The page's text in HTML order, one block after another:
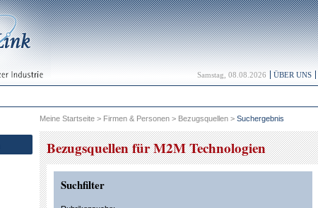
Samstag, 08.08.2026 ÜBER UNS
Meine Startseite > Firmen & Personen > Bezugsquellen > Suchergebnis
Bezugsquellen für M2M Technologien
Suchfilter